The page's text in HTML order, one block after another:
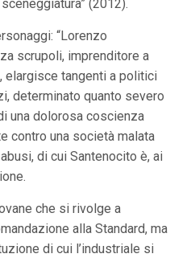
(2012).
“Lorenzo
scrupoli, imprenditore a
elargisce tangenti a politici
determinato quanto severo
una dolorosa coscienza
contro una società malata
di cui Santenocito è, ai
che si rivolge a
alla Standard, ma
di cui l’industriale si